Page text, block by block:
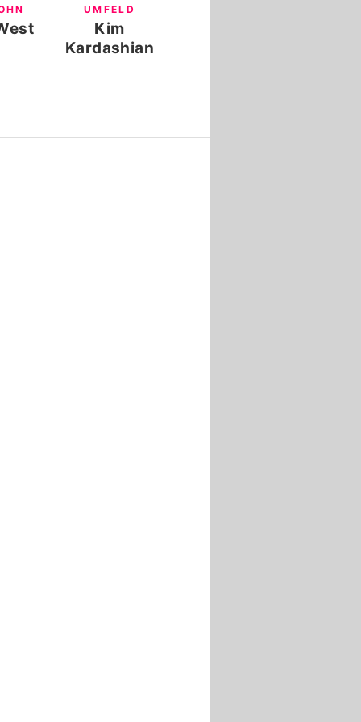
UMFELD
Kim
Kardashian